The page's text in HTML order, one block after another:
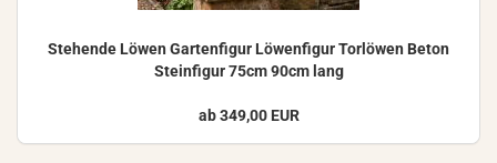
Ste­hen­de Löwen Gar­ten­fi­gur Lö­wen­fi­gur Tor­lö­wen Beton
Stein­fi­gur 75cm 90cm lang
ab 349,00 EUR